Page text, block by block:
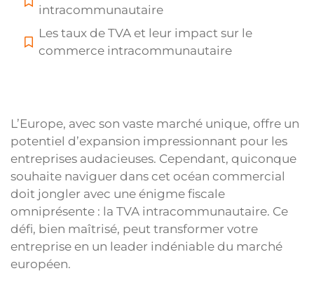
intracommunautaire
Les taux de TVA et leur impact sur le
commerce intracommunautaire
L’Europe, avec son vaste marché unique, offre un
potentiel d’expansion impressionnant pour les
entreprises audacieuses. Cependant, quiconque
souhaite naviguer dans cet océan commercial
doit jongler avec une énigme fiscale
omniprésente : la TVA intracommunautaire. Ce
défi, bien maîtrisé, peut transformer votre
entreprise en un leader indéniable du marché
européen.